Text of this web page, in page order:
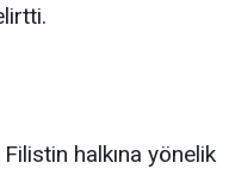
halkına yönelik